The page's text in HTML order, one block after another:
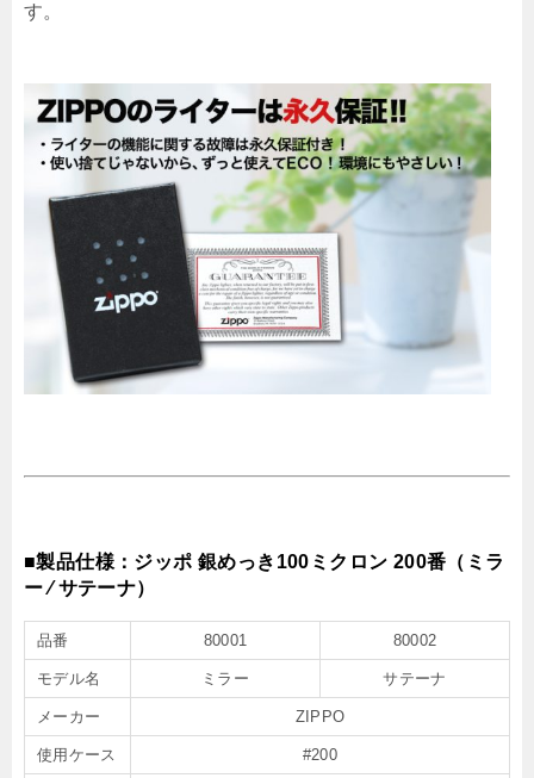
す。
■製品仕様：ジッポ 銀めっき100ミクロン 200番（ミラ
ー ⁄ サテーナ）
品番 80001 80002
モデル名 ミラー サテーナ
メーカー ZIPPO
使用ケース #200